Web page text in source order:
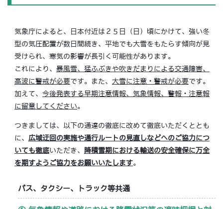
気象庁によると、日本付近は２５日（日）頃にかけて、強い冬
型の気圧配置が数日間続き、平地でも大雪をもたらす傾向が見
受けられ、寒気の影響が長引く可能性があります。
これにより、 暴風雪、猛ふぶきや吹きだまりによる交通障害、
高波に警戒が必要です。また、 大雪に注意・警戒が必要です。
加えて、 今後発表する早期注意情報、気象情報、警報・注意報
に留意してください。
つきましては、以下の通達の徹底に改めて徹底いただくととも
に、 広域迂回の実施や通行ルートの見直しなどへのご協力につ
いても徹底いただき、
降積雪期における輸送の安全確保に万全
を期すようご協力をお願いいたします。
バス、タクシー、トラック等共通